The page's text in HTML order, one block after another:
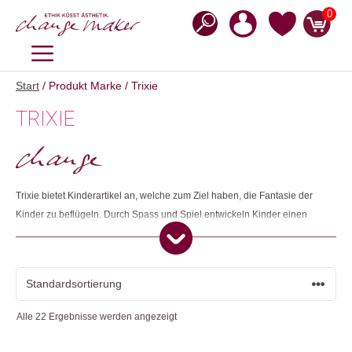
Inhalt
0
MENÜ
Start / Produkt Marke / Trixie
TRIXIE
Trixie bietet Kinderartikel an, welche zum Ziel haben, die Fantasie der
Kinder zu beflügeln. Durch Spass und Spiel entwickeln Kinder einen
kreativen und aufgeschlossenen Blick auf die Welt. Ein Grossteil der
Produkte wird aus recycelter Baumwolle und recyceltem Polyester in
China hergestellt. Die Nuschis werden aus Bio-Baumwolle in Indien
hergestellt. Alle Materialien sind entweder GOTS- oder OEKO-TEX-
Alle 22 Ergebnisse werden angezeigt